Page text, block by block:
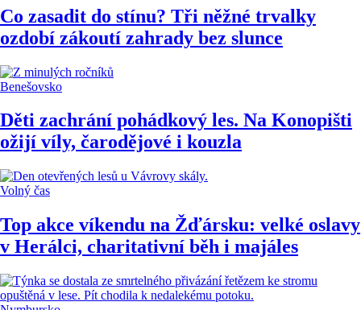
Co zasadit do stínu? Tři něžné trvalky
ozdobí zákoutí zahrady bez slunce
Benešovsko
Děti zachrání pohádkový les. Na Konopišti
ožijí víly, čarodějové i kouzla
Volný čas
Top akce víkendu na Žďársku: velké oslavy
v Herálci, charitativní běh i majáles